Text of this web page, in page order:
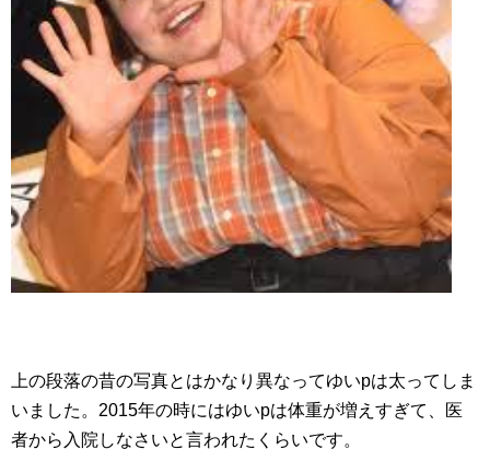
上の段落の昔の写真とはかなり異なってゆいpは太ってしま
いました。2015年の時にはゆいpは体重が増えすぎて、医
者から入院しなさいと言われたくらいです。